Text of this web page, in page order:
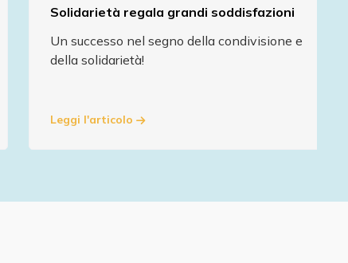
Solidarietà regala grandi soddisfazioni
Un successo nel segno della condivisione e
della solidarietà!
Leggi l'articolo